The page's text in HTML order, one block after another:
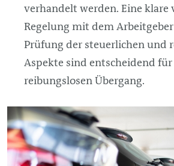
verhandelt werden. Eine klare
Regelung mit dem
Prüfung der steuerlichen und
Aspekte sind entscheidend
reibungslosen Übergang.